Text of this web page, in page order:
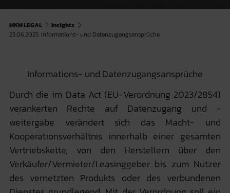
MKM LEGAL
Insights
23.06.2025: Informations- und Datenzugangsansprüche
Informations- und Datenzugangsansprüche
Durch die im Data Act (EU-Verordnung 2023/2854)
verankerten Rechte auf Datenzugang und -
weitergabe verändert sich das Macht- und
Kooperationsverhältnis innerhalb einer gesamten
Vertriebskette, von den Herstellern über den
Verkäufer/Vermieter/Leasinggeber bis zum Nutzer
des vernetzten Produkts oder des verbundenen